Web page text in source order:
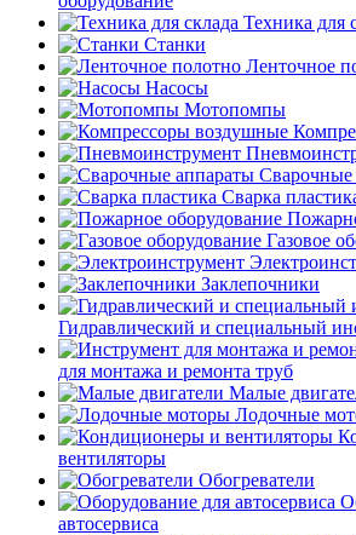
Техника для
Станки
Ленточное
Насосы
Мотопомпы
Сварочные
Сварка
Газовое
Заклепочники
Гидравлический и специальный
для монтажа и ремонта труб
Малые
Лодочные
вентиляторы
Обогреватели
автосервиса